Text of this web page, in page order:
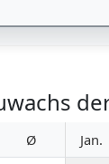
Ø Jan.